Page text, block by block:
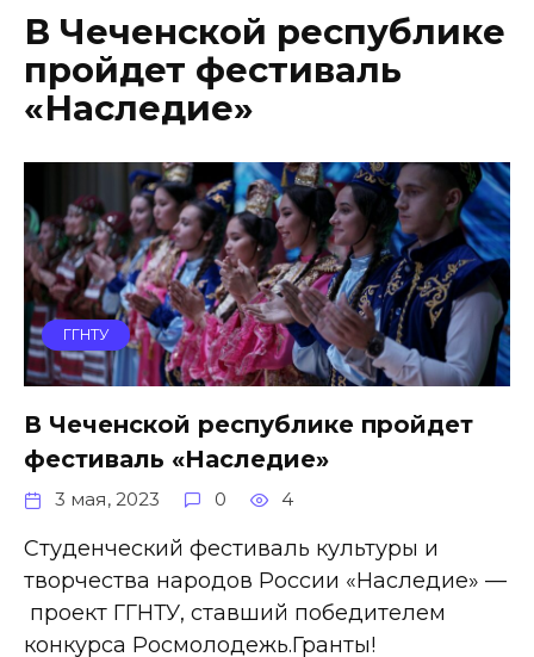
В Чеченской республике
пройдет фестиваль
«Наследие»
ГГНТУ
В Чеченской республике пройдет
фестиваль «Наследие»
3 мая, 2023 0 4
Студенческий фестиваль культуры и
творчества народов России «Наследие» —
проект ГГНТУ, ставший победителем
конкурса Росмолодежь.Гранты!